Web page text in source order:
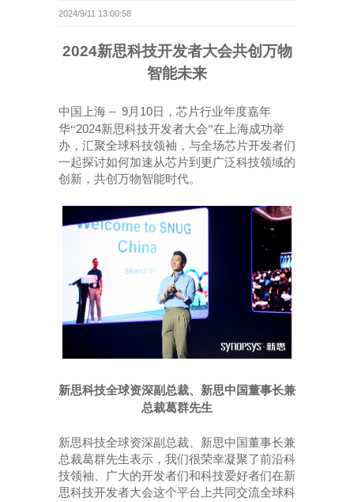
2024/9/11 13:00:58
2024新思科技开发者大会共创万物
智能未来
中国上海 – 9月 10日，芯片行业年度嘉年
华“2024新思科技开发者大会”在上海成功举
办，汇聚全球科技领袖，与全场芯片开发者们
一起探讨如何加速从芯片到更广泛科技领域的
创新，共创万物智能时代。
新思科技全球资深副总裁、新思中国董事长兼
总裁葛群先生
新思科技全球资深副总裁、新思中国董事长兼
总裁葛群先生表示，我们很荣幸凝聚了前沿科
技领袖、广大的开发者们和科技爱好者们在新
思科技开发者大会这个平台上共同交流全球科